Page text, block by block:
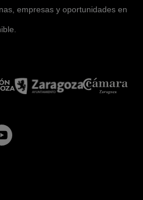
empresas y oportunidades en